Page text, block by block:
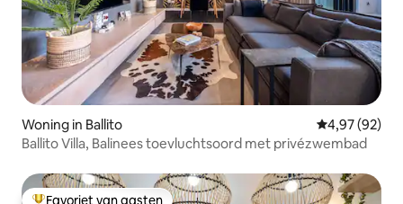
Woning in Ballito Gemiddelde
4,97 (92)
Ballito Villa, Balinees toevluchtsoord met privézwembad
Favoriet van gasten